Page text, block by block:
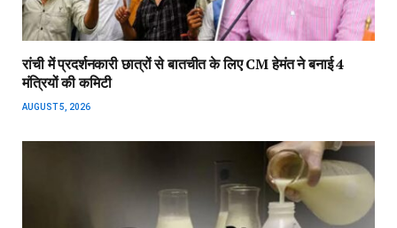
रांची में प्रदर्शनकारी छात्रों से बातचीत के लिए CM हेमंत ने बनाई 4
मंत्रियों की कमिटी
AUGUST 5, 2026